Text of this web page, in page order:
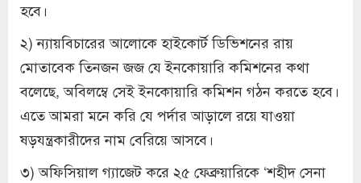
হবে।
২) ন্যায়বিচারের আলোকে হাইকোর্ট ডিভিশনের রায়
মোতাবেক তিনজন জজ যে ইনকোয়ারি কমিশনের কথা
বলেছে, অবিলম্বে সেই ইনকোয়ারি কমিশন গঠন করতে হবে।
এতে আমরা মনে করি যে পর্দার আড়ালে রয়ে যাওয়া
ষড়যন্ত্রকারীদের নাম বেরিয়ে আসবে।
৩) অফিসিয়াল গ্যাজেট করে ২৫ ফেব্রুয়ারিকে ‘শহীদ সেনা